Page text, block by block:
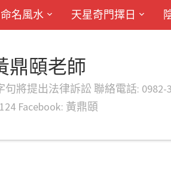
名風水 天星奇門擇日
鼎頤老師
提出法律訴訟 聯絡電話: 0982-
Facebook: 黃鼎頤